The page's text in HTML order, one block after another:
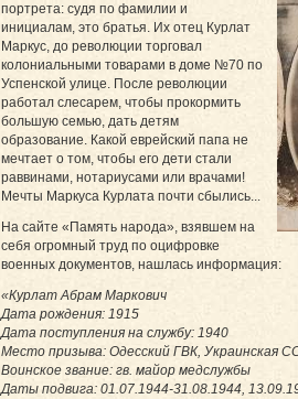
портрета: судя по фамилии и
инициалам, это братья. Их отец Курлат
Маркус, до революции торговал
колониальными товарами в доме №70 по
Успенской улице. После революции
работал слесарем, чтобы прокормить
большую семью, дать детям
образование. Какой еврейский папа не
мечтает о том, чтобы его дети стали
раввинами, нотариусами или врачами!
Мечты Маркуса Курлата почти сбылись...
На сайте «Память народа», взявшем на
себя огромный труд по оцифровке
военных документов, нашлась информация:
«Курлат Абрам Маркович
Дата рождения: 1915
Дата поступления на службу: 1940
Место призыва: Одесский ГВК, Украинская
Воинское звание: гв. майор медслужбы
Даты подвига: 01.07.1944-31.08.1944,